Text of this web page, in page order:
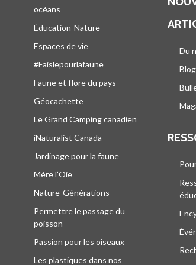
océans
Éducation-Nature
Espaces de vie
#Faislepourlafaune
Faune et flore du pays
Géocachette
Le Grand Camping canadien
iNaturalist Canada
Jardinage pour la faune
Mère l’Oie
Nature-Générations
Permettre le passage du
poisson
Passion pour les oiseaux
Les plastiques dans nos
Du